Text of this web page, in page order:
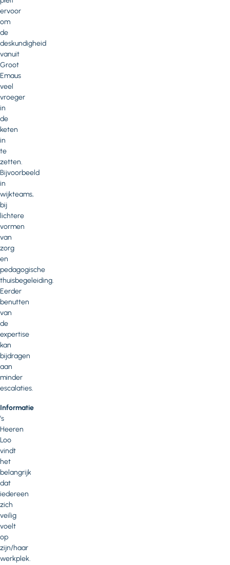
ervoor
om
de
deskundigheid
vanuit
Groot
Emaus
veel
vroeger
in
de
keten
in
te
zetten.
Bijvoorbeeld
in
wijkteams,
bij
lichtere
vormen
van
zorg
en
pedagogische
thuisbegeleiding.
Eerder
benutten
van
de
expertise
kan
bijdragen
aan
minder
escalaties.
Informatie
’s
Heeren
Loo
vindt
het
belangrijk
dat
iedereen
zich
veilig
voelt
op
zijn/haar
werkplek.